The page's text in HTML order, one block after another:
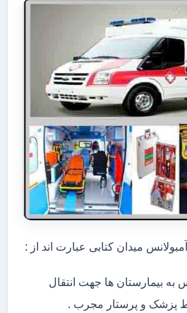
میدان کتابی عبارت اند از :
به بیمارستان ها جهت انتقال
پزشک و پرستار مجرب .